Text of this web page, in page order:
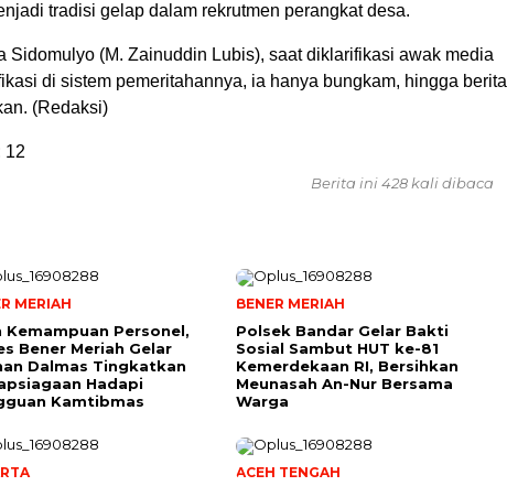
tradisi gelap dalam rekrutmen perangkat desa.
Sidomulyo (M. Zainuddin Lubis), saat diklarifikasi awak media
di sistem pemeritahannya, ia hanya bungkam, hingga berita
(Redaksi)
12
Berita ini 428 kali dibaca
MERIAH
Kemampuan Personel,
Bener Meriah Gelar
Dalmas Tingkatkan
Hadapi
Kamtibmas
BENER MERIAH
Polsek Bandar Gelar Bakti
Sosial Sambut HUT ke-81
Kemerdekaan RI, Bersihkan
Meunasah An-Nur Bersama
Warga
ACEH TENGAH